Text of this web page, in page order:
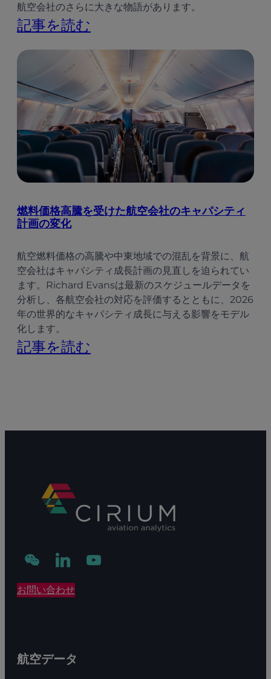
レ
ン
ド
と
価
値
評
価
に
関
る
イ
ン
サ
ト
航空会社のさらに大きな物語があります。
記事を読む
フ
ィ
リ
ピ
ン
航
空
ア
ア
太
平
地
す
新
燃料価格高騰を受けた航空会社のキャパシティ
計画の変化
航空燃料価格の高騰や中東地域での混乱を背景に、航
空会社はキャパシティ成長計画の見直しを迫られてい
ます。Richard Evansは最新のスケジュールデータを
分析し、各航空会社の対応を評価するとともに、2026
年の世界的なキャパシティ成長に与える影響をモデル
化します。
記事を読む
格
受
た
お問い合わせ
航空データ